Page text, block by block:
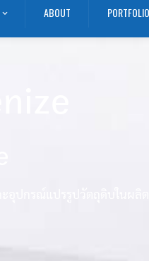
ABOUT PORTFOLIO